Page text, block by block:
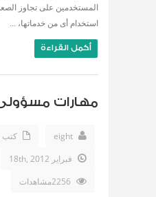
المستخدمين على تجاوز
استخدام أى من خدماتها، ...
أكمل القراءة
مهارات مسؤولى
eight
كتب
فبراير 18th, 2012